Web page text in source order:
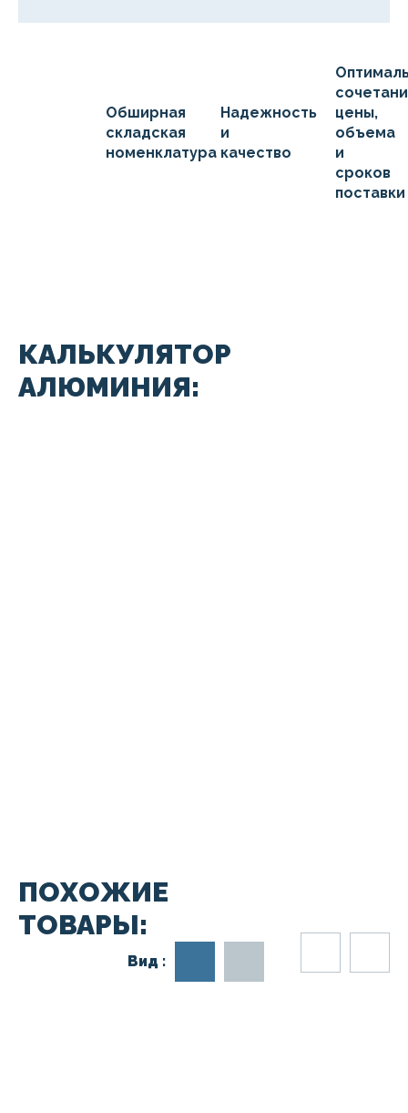
Обширная
складская
номенклатура
Надежность
и
качество
цены,
объема
и
сроков
поставки
КАЛЬКУЛЯТОР
АЛЮМИНИЯ:
ПОХОЖИЕ
ТОВАРЫ:
Вид :